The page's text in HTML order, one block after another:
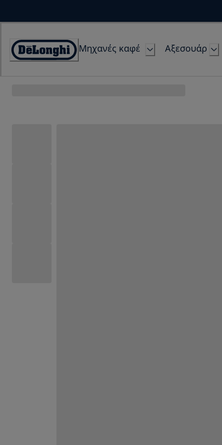
Accessibility
Μηχανές καφέ Αξεσουάρ